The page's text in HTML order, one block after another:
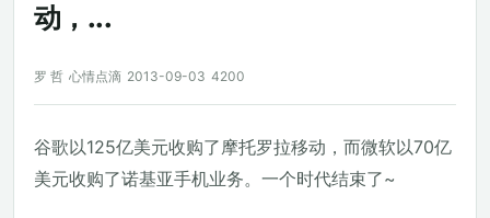
动，...
罗 哲 心情点滴 2013-09-03 4200
谷歌以125亿美元收购了摩托罗拉移动，而微软以70亿
美元收购了诺基亚手机业务。一个时代结束了~